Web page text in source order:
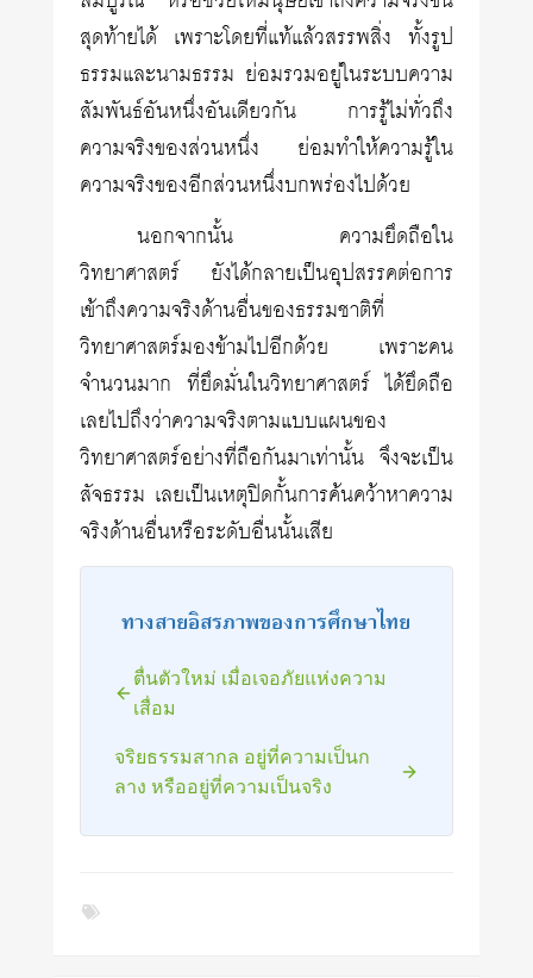
สุดท้ายได้ เพราะโดยที่แท้แล้วสรรพสิ่ง ทั้งรูป
ธรรมและนามธรรม ย่อมรวมอยู่ในระบบความ
สัมพันธ์อันหนึ่งอันเดียวกัน การรู้ไม่ทั่วถึง
ความจริงของส่วนหนึ่ง ย่อมทำให้ความรู้ใน
ความจริงของอีกส่วนหนึ่งบกพร่องไปด้วย
นอกจากนั้น ความยึดถือใน
วิทยาศาสตร์ ยังได้กลายเป็นอุปสรรคต่อการ
เข้าถึงความจริงด้านอื่นของธรรมชาติที่
วิทยาศาสตร์มองข้ามไปอีกด้วย เพราะคน
จำนวนมาก ที่ยึดมั่นในวิทยาศาสตร์ ได้ยึดถือ
เลยไปถึงว่าความจริงตามแบบแผนของ
วิทยาศาสตร์อย่างที่ถือกันมาเท่านั้น จึงจะเป็น
สัจธรรม เลยเป็นเหตุปิดกั้นการค้นคว้าหาความ
จริงด้านอื่นหรือระดับอื่นนั้นเสีย
ทางสายอิสรภาพของการศึกษาไทย
ตื่นตัวใหม่ เมื่อเจอภัยแห่งความ
เสื่อม
จริยธรรมสากล อยู่ที่ความเป็นก
ลาง หรืออยู่ที่ความเป็นจริง